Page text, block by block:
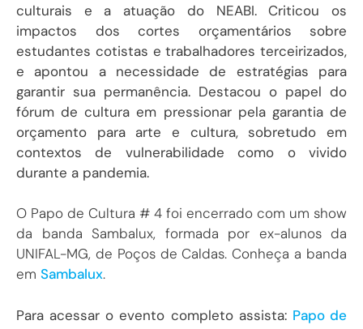
culturais e a atuação do NEABI. Criticou os
impactos dos cortes orçamentários sobre
estudantes cotistas e trabalhadores terceirizados,
e apontou a necessidade de estratégias para
garantir sua permanência. Destacou o papel do
fórum de cultura em pressionar pela garantia de
orçamento para arte e cultura, sobretudo em
contextos de vulnerabilidade como o vivido
durante a pandemia.
O Papo de Cultura # 4 foi encerrado com um show
da banda Sambalux, formada por ex-alunos da
UNIFAL-MG, de Poços de Caldas. Conheça a banda
em Sambalux.
Para acessar o evento completo assista: Papo de